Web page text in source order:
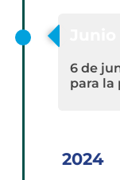
6 de
para la
2024